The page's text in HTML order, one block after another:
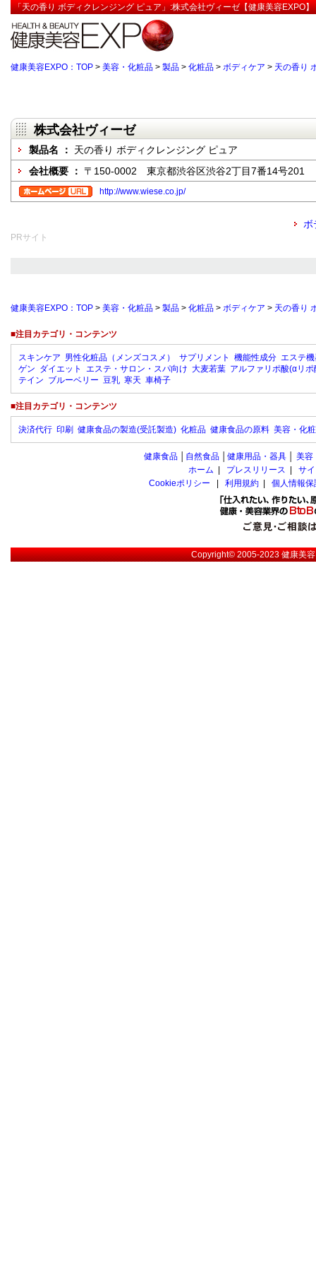
「天の香り ボディクレンジング ピュア」:株式会社ヴィーゼ【健康美容EXPO】
健康美容EXPO：TOP > 美容・化粧品 > 製品 > 化粧品 > ボディケア > 天の香り
株式会社ヴィーゼ
製品名 ： 天の香り ボディクレンジング ピュア
会社概要 ： 〒150-0002 東京都渋谷区渋谷2丁目7番14号201
http://www.wiese.co.jp/
ボ
PRサイト
健康美容EXPO：TOP > 美容・化粧品 > 製品 > 化粧品 > ボディケア > 天の香り
■注目カテゴリ・コンテンツ
スキンケア 男性化粧品（メンズコスメ） サプリメント 機能性成分 エステ
ゲン ダイエット エステ・サロン・スパ向け 大麦若葉 アルファリポ酸(αリポ
テイン ブルーベリー 豆乳 寒天 車椅子
■注目カテゴリ・コンテンツ
決済代行 印刷 健康食品の製造(受託製造) 化粧品 健康食品の原料 美容・化
健康食品 自然食品 健康用品・器具 美容
ホーム
プレスリリース
サ
Cookieポリシー
利用規約 個人情報
Copyright© 2005-2023健康美